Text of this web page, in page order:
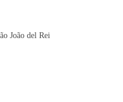
João del Rei